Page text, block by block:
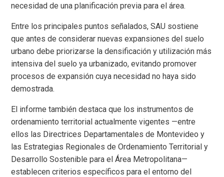
necesidad de una planificación previa para el área.
Entre los principales puntos señalados, SAU sostiene
que antes de considerar nuevas expansiones del suelo
urbano debe priorizarse la densificación y utilización más
intensiva del suelo ya urbanizado, evitando promover
procesos de expansión cuya necesidad no haya sido
demostrada.
El informe también destaca que los instrumentos de
ordenamiento territorial actualmente vigentes —entre
ellos las Directrices Departamentales de Montevideo y
las Estrategias Regionales de Ordenamiento Territorial y
Desarrollo Sostenible para el Área Metropolitana—
establecen criterios específicos para el entorno del